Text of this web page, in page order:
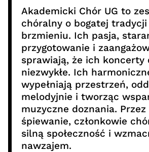
Akademicki Chór UG to
chóralny o bogatej
brzmieniu. Ich pasja,
przygotowanie i
sprawiają, że ich koncerty
niezwykłe. Ich
wypełniają przestrzeń,
melodyjnie i tworząc
muzyczne doznania.
śpiewanie, członkowie
silną społeczność i
nawzajem.